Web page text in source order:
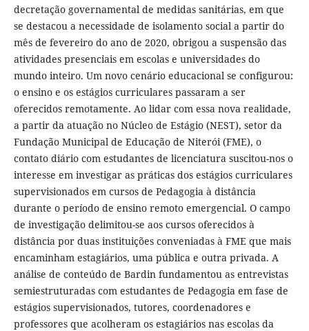
decretação governamental de medidas sanitárias, em que
se destacou a necessidade de isolamento social a partir do
mês de fevereiro do ano de 2020, obrigou a suspensão das
atividades presenciais em escolas e universidades do
mundo inteiro. Um novo cenário educacional se configurou:
o ensino e os estágios curriculares passaram a ser
oferecidos remotamente. Ao lidar com essa nova realidade,
a partir da atuação no Núcleo de Estágio (NEST), setor da
Fundação Municipal de Educação de Niterói (FME), o
contato diário com estudantes de licenciatura suscitou-nos o
interesse em investigar as práticas dos estágios curriculares
supervisionados em cursos de Pedagogia à distância
durante o período de ensino remoto emergencial. O campo
de investigação delimitou-se aos cursos oferecidos à
distância por duas instituições conveniadas à FME que mais
encaminham estagiários, uma pública e outra privada. A
análise de conteúdo de Bardin fundamentou as entrevistas
semiestruturadas com estudantes de Pedagogia em fase de
estágios supervisionados, tutores, coordenadores e
professores que acolheram os estagiários nas escolas da